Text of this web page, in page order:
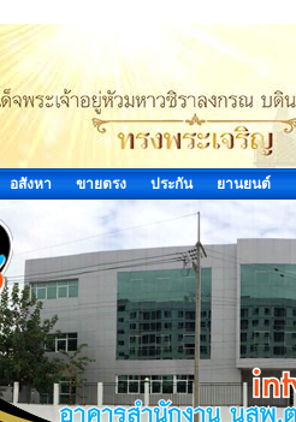
อสังหา ขายตรง ประกัน ยานยนต์